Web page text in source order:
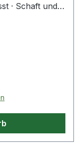
· Schaft und